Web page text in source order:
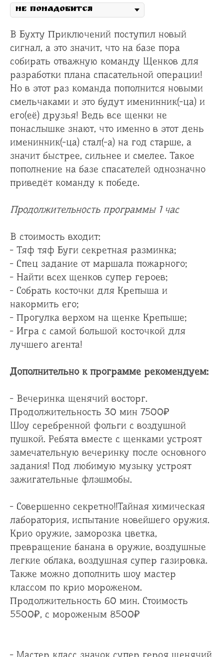
В Бухту Приключений поступил новый
сигнал, а это значит, что на базе пора
собирать отважную команду Щенков для
разработки плана спасательной операции!
Но в этот раз команда пополнится новыми
смельчаками и это будут именинник(-ца) и
его(её) друзья! Ведь все щенки не
понаслышке знают, что именно в этот день
именинник(-ца) стал(-а) на год старше, а
значит быстрее, сильнее и смелее. Такое
пополнение на базе спасателей однозначно
приведёт команду к победе.
Продолжительность программы 1 час
В стоимость входит:
- Тяф тяф Буги секретная разминка;
- Спец задание от маршала пожарного;
- Найти всех щенков супер героев;
- Собрать косточки для Крепыша и
накормить его;
- Прогулка верхом на щенке Крепыше;
- Игра с самой большой косточкой для
лучшего агента!
Дополнительно к программе рекомендуем:
- Вечеринка щенячий восторг.
Продолжительность 30 мин 7500₽
Шоу серебренной фольги с воздушной
пушкой. Ребята вместе с щенками устроят
замечательную вечеринку после основного
задания! Под любимую музыку устроят
зажигательные флэшмобы.
- Совершенно секретно!!Тайная химическая
лаборатория, испытание новейшего оружия.
Крио оружие, заморозка цветка,
превращение банана в оружие, воздушные
легкие облака, воздушная супер газировка.
Также можно дополнить шоу мастер
классом по крио мороженом.
Продолжительность 60 мин. Стоимость
5500₽, с мороженым 8500₽